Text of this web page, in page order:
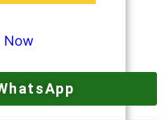
Now